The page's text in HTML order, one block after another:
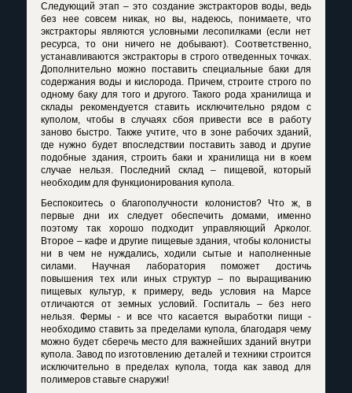
Следующий этап – это создание экстракторов воды, ведь
без нее совсем никак, но вы, надеюсь, понимаете, что
экстракторы являются условными лесопилками (если нет
ресурса, то они ничего не добывают). Соответственно,
устанавливаются экстракторы в строго отведенных точках.
Дополнительно можно поставить специальные баки для
содержания воды и кислорода. Причем, строите строго по
одному баку для того и другого. Такого рода хранилища и
склады рекомендуется ставить исключительно рядом с
куполом, чтобы в случаях сбоя привести все в работу
заново быстро. Также учтите, что в зоне рабочих зданий,
где нужно будет впоследствии поставить завод и другие
подобные здания, строить баки и хранилища ни в коем
случае нельзя. Последний склад – пищевой, который
необходим для функционирования купола.
Беспокоитесь о благополучности колонистов? Что ж, в
первые дни их следует обеспечить домами, именно
поэтому так хорошо подходит управляющий Арколог.
Второе – кафе и другие пищевые здания, чтобы колонисты
ни в чем не нуждались, ходили сытые и наполненные
силами. Научная лаборатория поможет достичь
повышения тех или иных структур – по выращиванию
пищевых культур, к примеру, ведь условия на Марсе
отличаются от земных условий. Госпиталь – без него
нельзя. Фермы - и все что касается выработки пищи -
необходимо ставить за пределами купола, благодаря чему
можно будет сберечь место для важнейших зданий внутри
купола. Завод по изготовлению деталей и техники строится
исключительно в пределах купола, тогда как завод для
полимеров ставьте снаружи!